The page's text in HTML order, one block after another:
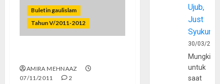
Buletin gaulislam
Tahun V/2011-2012
AMIRA MEHNAAZ
07/11/2011
2
Ujub,
Just
Syukur
30/03/
Mungkin
untuk
saat